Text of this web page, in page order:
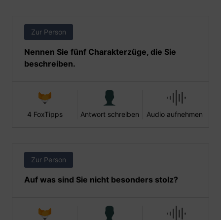
Zur Person
Nennen Sie fünf Charakterzüge, die Sie
beschreiben.
4 FoxTipps Antwort schreiben Audio aufnehmen
Zur Person
Auf was sind Sie nicht besonders stolz?